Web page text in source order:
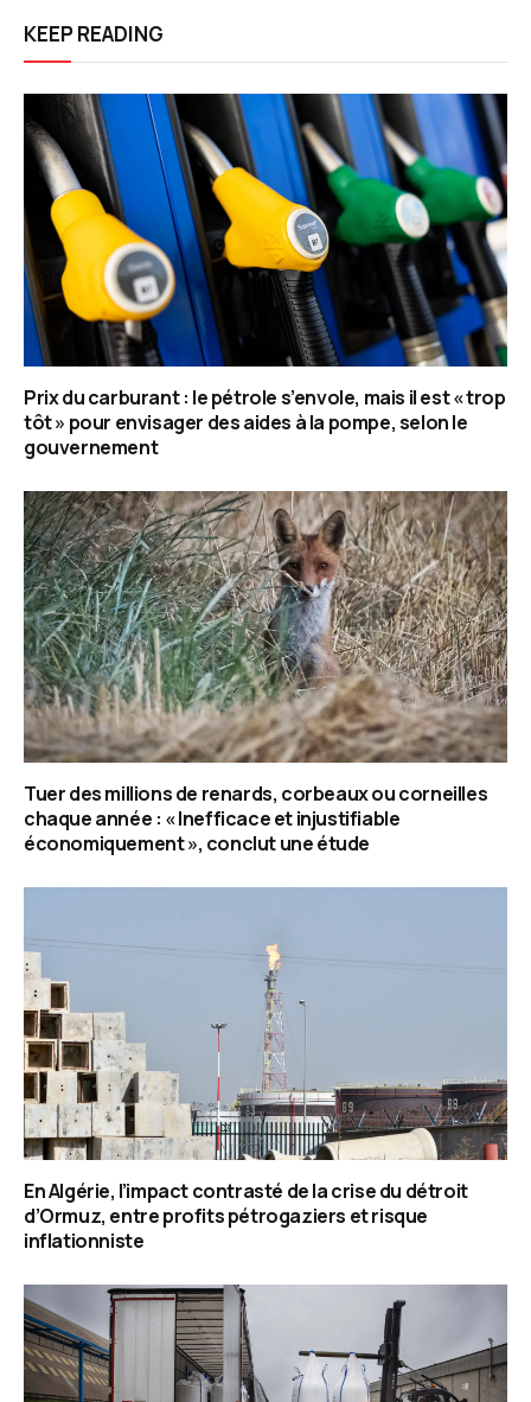
KEEP READING
Prix du carburant : le pétrole s’envole, mais il est « trop
tôt » pour envisager des aides à la pompe, selon le
gouvernement
Tuer des millions de renards, corbeaux ou corneilles
chaque année : « Inefficace et injustifiable
économiquement », conclut une étude
En Algérie, l’impact contrasté de la crise du détroit
d’Ormuz, entre profits pétrogaziers et risque
inflationniste